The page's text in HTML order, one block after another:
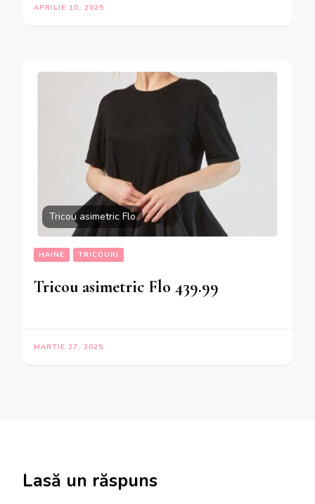
APRILIE 10, 2025
Tricou asimetric Flo
HAINE TRICOURI
Tricou asimetric Flo 439.99
MARTIE 27, 2025
Lasă un răspuns